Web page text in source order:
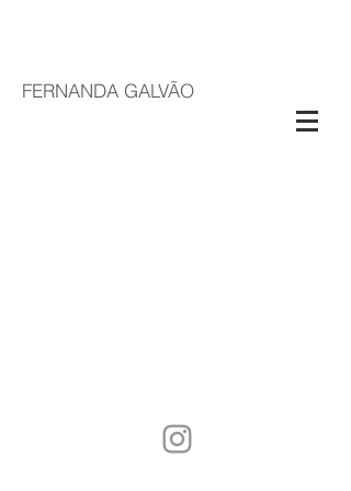
FERNANDA GALVÃO